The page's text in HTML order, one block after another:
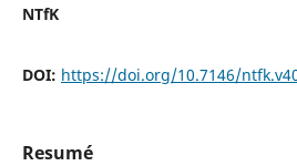
NTfK
DOI: https://doi.org/10.7146/
Resumé